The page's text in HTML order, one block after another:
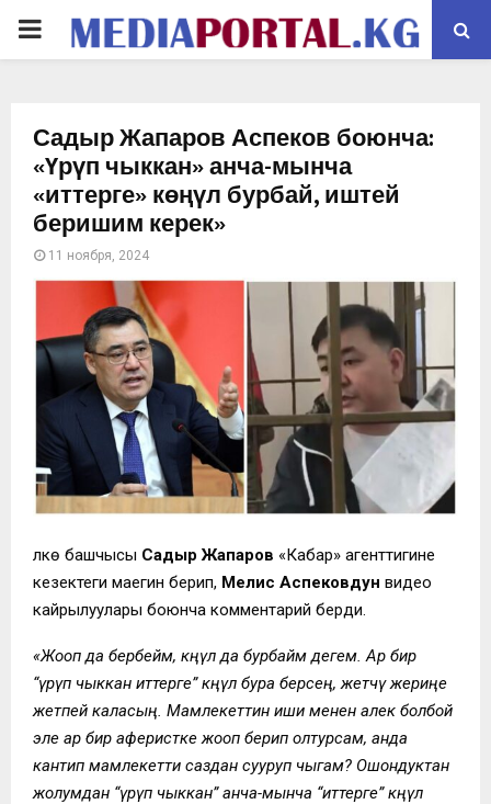
PRIMARY
Садыр Жапаров Аспеков боюнча:
«Үрүп чыккан» анча-мынча
«иттерге» көңүл бурбай, иштей
беришим керек»
11 ноября, 2024
Өлкө башчысы Садыр Жапаров «Кабар» агенттигине
кезектеги маегин берип, Мелис Аспековдун видео
кайрылуулары боюнча комментарий берди.
«Жооп да бербейм, көңүл да бурбайм дегем. Ар бир
“үрүп чыккан иттерге” көңүл бура берсең, жетчү жериңе
жетпей каласың. Мамлекеттин иши менен алек болбой
эле ар бир аферистке жооп берип олтурсам, анда
кантип мамлекетти саздан сууруп чыгам? Ошондуктан
жолумдан “үрүп чыккан” анча-мынча “иттерге” көңүл